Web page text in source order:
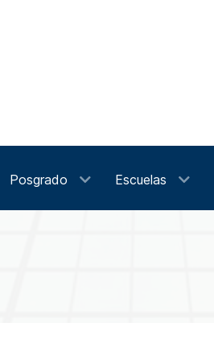
Posgrado Escuelas